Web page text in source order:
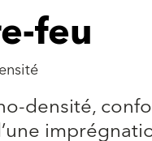
feu
densité,